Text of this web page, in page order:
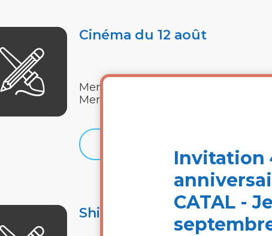
Cinéma du 12 août
Mercredi 12 août
Membres - Gratuit
Shinrin Yoku - Canopée
Invitation
CATAL -